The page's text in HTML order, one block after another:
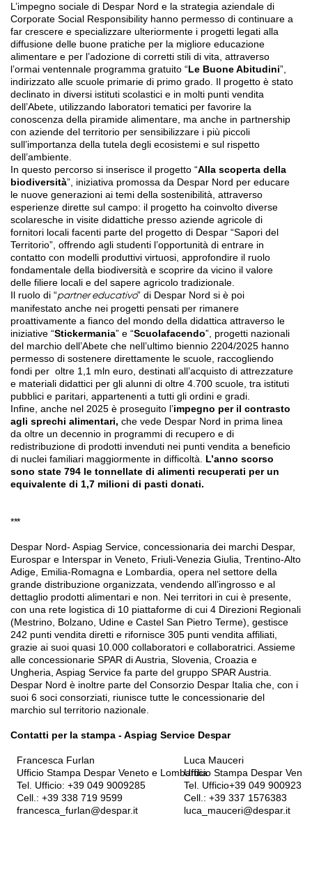
L’impegno sociale di Despar Nord e la strategia aziendale di
Corporate Social Responsibility hanno permesso di continuare a
far crescere e specializzare ulteriormente i progetti legati alla
diffusione delle buone pratiche per la migliore educazione
alimentare e per l’adozione di corretti stili di vita, attraverso
l’ormai ventennale programma gratuito “Le Buone Abitudini”,
indirizzato alle scuole primarie di primo grado. Il progetto è stato
declinato in diversi istituti scolastici e in molti punti vendita
dell’Abete, utilizzando laboratori tematici per favorire la
conoscenza della piramide alimentare, ma anche in partnership
con aziende del territorio per sensibilizzare i più piccoli
sull’importanza della tutela degli ecosistemi e sul rispetto
dell’ambiente.
In questo percorso si inserisce il progetto “Alla scoperta della
biodiversità”, iniziativa promossa da Despar Nord per educare
le nuove generazioni ai temi della sostenibilità, attraverso
esperienze dirette sul campo: il progetto ha coinvolto diverse
scolaresche in visite didattiche presso aziende agricole di
fornitori locali facenti parte del progetto di Despar “Sapori del
Territorio”, offrendo agli studenti l’opportunità di entrare in
contatto con modelli produttivi virtuosi, approfondire il ruolo
fondamentale della biodiversità e scoprire da vicino il valore
delle filiere locali e del sapere agricolo tradizionale.
Il ruolo di “partner educativo” di Despar Nord si è poi
manifestato anche nei progetti pensati per rimanere
proattivamente a fianco del mondo della didattica attraverso le
iniziative “Stickermania” e “Scuolafacendo”, progetti nazionali
del marchio dell’Abete che nell’ultimo biennio 2204/2025 hanno
permesso di sostenere direttamente le scuole, raccogliendo
fondi per oltre 1,1 mln euro, destinati all’acquisto di attrezzature
e materiali didattici per gli alunni di oltre 4.700 scuole, tra istituti
pubblici e paritari, appartenenti a tutti gli ordini e gradi.
Infine, anche nel 2025 è proseguito l’impegno per il contrasto
agli sprechi alimentari, che vede Despar Nord in prima linea
da oltre un decennio in programmi di recupero e di
redistribuzione di prodotti invenduti nei punti vendita a beneficio
di nuclei familiari maggiormente in difficoltà. L’anno scorso
sono state 794 le tonnellate di alimenti recuperati per un
equivalente di 1,7 milioni di pasti donati.
***
Despar Nord- Aspiag Service, concessionaria dei marchi Despar,
Eurospar e Interspar in Veneto, Friuli-Venezia Giulia, Trentino-Alto
Adige, Emilia-Romagna e Lombardia, opera nel settore della
grande distribuzione organizzata, vendendo all’ingrosso e al
dettaglio prodotti alimentari e non. Nei territori in cui è presente,
con una rete logistica di 10 piattaforme di cui 4 Direzioni Regionali
(Mestrino, Bolzano, Udine e Castel San Pietro Terme), gestisce
242 punti vendita diretti e rifornisce 305 punti vendita affiliati,
grazie ai suoi quasi 10.000 collaboratori e collaboratrici. Assieme
alle concessionarie SPAR di Austria, Slovenia, Croazia e
Ungheria, Aspiag Service fa parte del gruppo SPAR Austria.
Despar Nord è inoltre parte del Consorzio Despar Italia che, con i
suoi 6 soci consorziati, riunisce tutte le concessionarie del
marchio sul territorio nazionale.
Contatti per la stampa - Aspiag Service Despar
Francesca Furlan
Ufficio Stampa Despar Veneto e Lombardia
Tel. Ufficio: +39 049 9009285
Cell.: +39 338 719 9599
francesca_furlan@despar.it
Luca Mauceri
Ufficio Stampa Despar
Tel. Ufficio+39 049 9009235
Cell.: +39 337 1576383
luca_mauceri@despar.it